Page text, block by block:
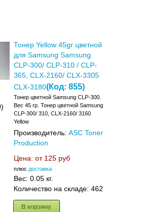
Тонер Yellow 45gr цветной
для Samsung Samsung
CLP-300/ CLP-310 / CLP-
365, CLX-2160/ CLX-3305
CLX-3180(Код: 855)
Тонер цветной Samsung CLP-300.
Вес 45 гр. Тонер цветной Samsung
CLP-300/ 310, CLX-2160/ 3160
Yellow
Производитель: ASC Toner
Production
Цена: от 125 руб
плюс доставка
Вес: 0.05 кг.
Количество на складе: 462
В корзину